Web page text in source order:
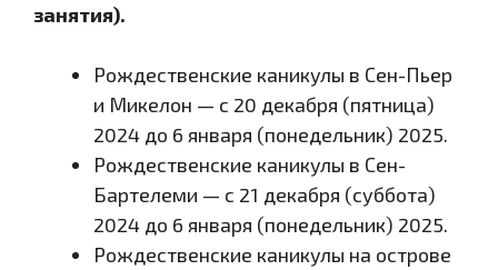
занятия).
Рождественские каникулы в Сен-Пьер
и Микелон — с 20 декабря (пятница)
2024 до 6 января (понедельник) 2025.
Рождественские каникулы в Сен-
Бартелеми — с 21 декабря (суббота)
2024 до 6 января (понедельник) 2025.
Рождественские каникулы на острове